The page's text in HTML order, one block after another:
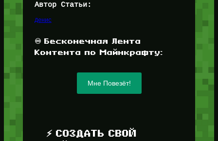
Автор Статьи:
Денис
♾️ Бесконечная Лента
Контента по Майнкрафту:
Мне Повезёт!
⚡ СОЗДАТЬ СВОЙ